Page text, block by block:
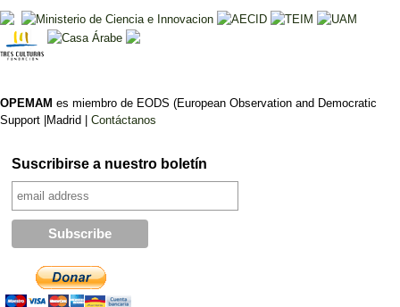
OPEMAM es miembro de EODS (European Observation and Democratic
Support |Madrid | Contáctanos
Suscribirse a nuestro boletín